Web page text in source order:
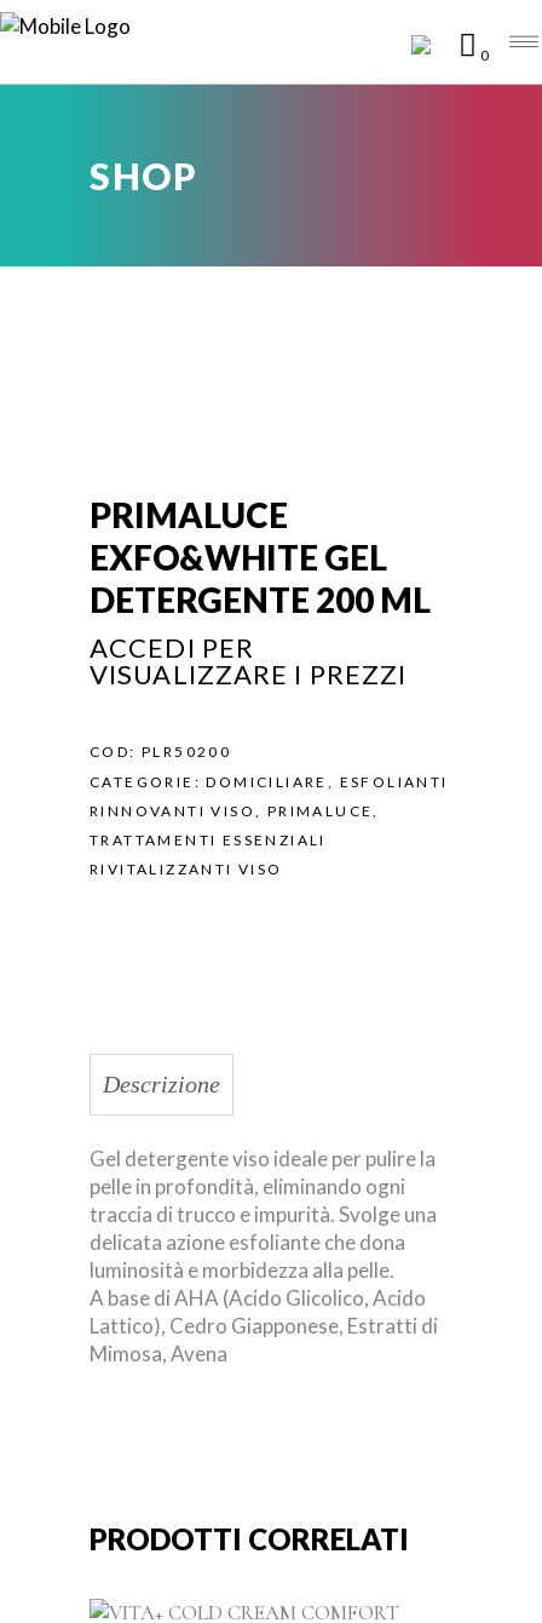
0
SHOP
PRIMALUCE
EXFO&WHITE GEL
DETERGENTE 200 ML
ACCEDI PER
VISUALIZZARE I PREZZI
COD: PLR50200
CATEGORIE:DOMICILIARE , ESFOLIANTI
RINNOVANTI VISO, PRIMALUCE,
TRATTAMENTI ESSENZIALI
RIVITALIZZANTI VISO
Descrizione
Gel detergente viso ideale per pulire la
pelle in profondità, eliminando ogni
traccia di trucco e impurità. Svolge una
delicata azione esfoliante che dona
luminosità e morbidezza alla pelle.
A base di AHA (Acido Glicolico, Acido
Lattico), Cedro Giapponese, Estratti di
Mimosa, Avena
PRODOTTI CORRELATI